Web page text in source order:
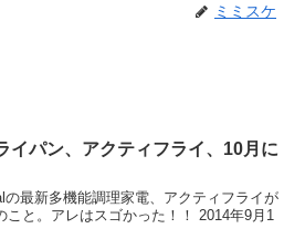
ミミスケ
イパン、アクティフライ、10月に
の最新多機能調理家電、アクティフライが
こと。アレはスゴかった！！ 2014年9月1